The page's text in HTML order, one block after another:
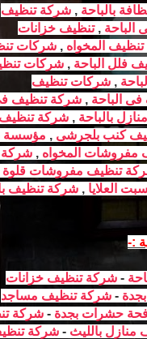
بالباحة , شركة تنظيف
,تنظيف خزانات
المخواه , شركات
فلل الباحة , شركات
, شركات تنظيف
الباحة , شركة تنظيف
بالباحة , شركة
كنب بلجرشى , مؤسسة
مفروشات المخواه , شركة
تنظيف مفروشات قلوة
العلايا , شركة تنظيف
:-
- شركة تنظيف خزانات
- شركة تنظيف مساجد
حشرات بجدة - شركة
بالليث - شركة